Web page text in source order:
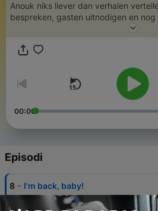
Anouk niks liever dan verhalen
bespreken, gasten uitnodigen en
allemaal vanuit haar kleine studiootje
@anouksuzanne.
00:00
Episodi
8 - I'm back, baby!
07 Nov 2021